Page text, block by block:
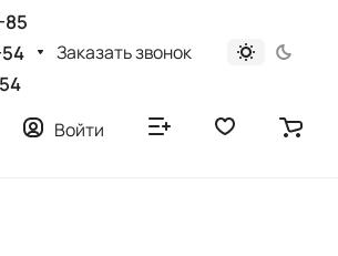
85
Заказать звонок
Войти